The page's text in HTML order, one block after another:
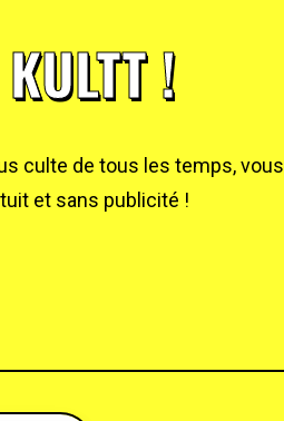
!
culte de tous les temps, vous
et sans publicité !